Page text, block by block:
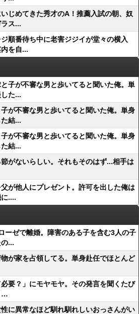
じめてきた秀才のA！推薦入試の朝、奴
ス...
順番待ち中に老害ジジイが堂々の横入
を自...
と子が不審な男と歩いてると聞いた俺。単
た...
子が不審な男と歩いてると聞いた俺。単身
結...
子が不審な男と歩いてると聞いた俺。単身
結...
がないらしい。それもそのはず...相手は
が他人にプレゼント。許可を出した俺は
....
ーゼで離婚。障害のある子を含む3人の子
...
が家を占領してる。単身赴任でほとんど
要？」にモヤモヤ。その発言を聞くたび
…
に異常なほど馴れ馴れしいおっさんがい